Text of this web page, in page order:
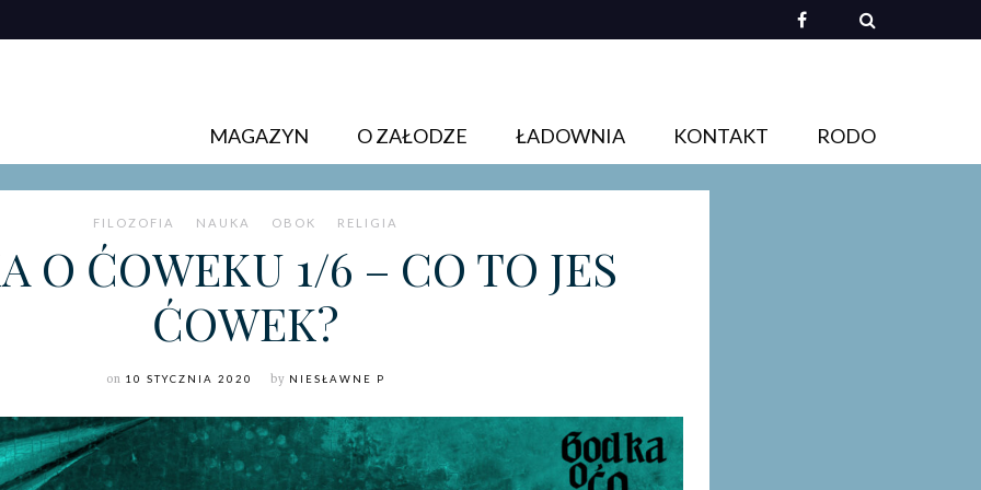
MAGAZYN O ZAŁODZE ŁADOWNIA KONTAKT RODO
FILOZOFIA NAUKA OBOK RELIGIA
O ĆOWEKU 1/6 – CO TO JES
ĆOWEK?
on 10 STYCZNIA 2020 by NIESŁAWNE P